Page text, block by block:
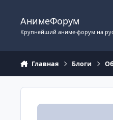
АнимеФорум
Крупнейший аниме-форум на
Главная Блоги